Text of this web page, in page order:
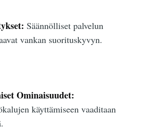
Säännölliset palvelun
vankan suorituskyvyn.
Ominaisuudet:
käyttämiseen vaaditaan